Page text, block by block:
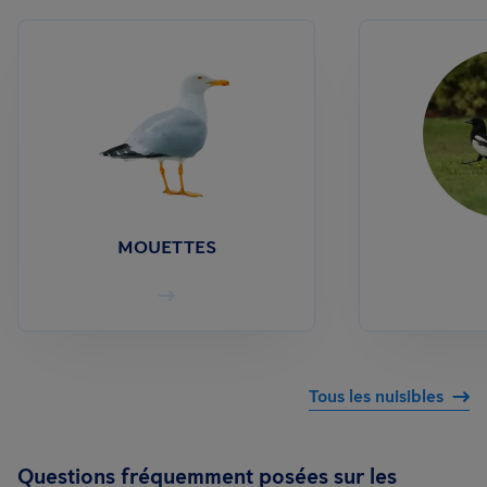
MOUETTES
Tous les nuisibles
Questions fréquemment posées sur les